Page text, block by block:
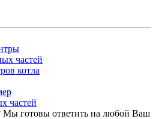
частей
котла
частей
Мы готовы ответить на любой Ваш